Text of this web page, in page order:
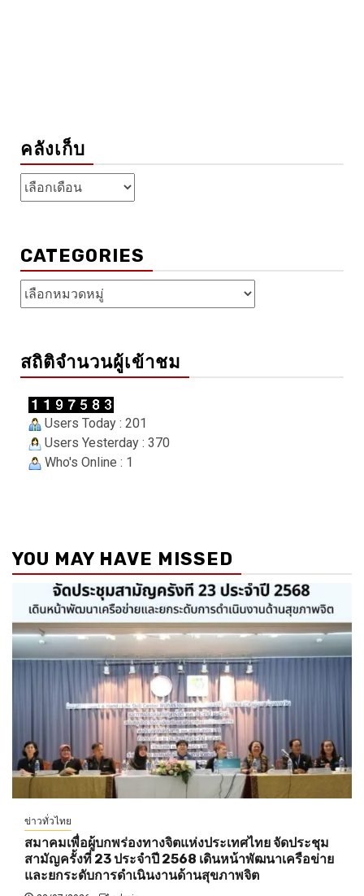
คลังเก็บ
คลัง
เก็บ
CATEGORIES
Categories
สถิติจำนวนผู้เข้าชม
Users Today : 201
Users Yesterday : 370
Who's Online : 1
YOU MAY HAVE MISSED
ข่าวทั่วไทย
สมาคมเพื่อผู้บกพร่องทางจิตแห่งประเทศไทย จัดประชุม
สามัญครั้งที่ 23 ประจำปี 2568 เดินหน้าพัฒนาเครือข่าย
และยกระดับการดำเนินงานด้านสุขภาพจิต